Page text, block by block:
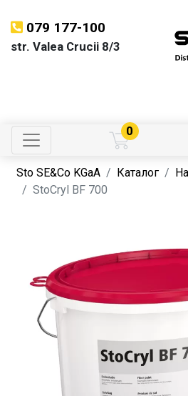
079 177-100
str. Valea Crucii 8/3
0
Sto SE&Co KGaA Каталог
StoCryl BF 700